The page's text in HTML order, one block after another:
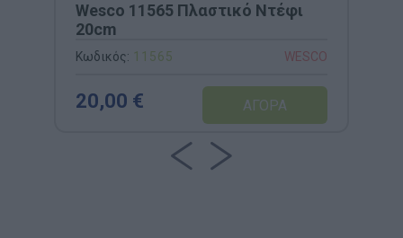
Wesco 11565 Πλαστικό Ντέφι
20cm
Κωδικός: 11565 WESCO
20,00 €